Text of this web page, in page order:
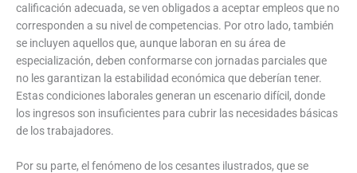
calificación adecuada, se ven obligados a aceptar empleos que no
corresponden a su nivel de competencias. Por otro lado, también
se incluyen aquellos que, aunque laboran en su área de
especialización, deben conformarse con jornadas parciales que
no les garantizan la estabilidad económica que deberían tener.
Estas condiciones laborales generan un escenario difícil, donde
los ingresos son insuficientes para cubrir las necesidades básicas
de los trabajadores.
Por su parte, el fenómeno de los cesantes ilustrados, que se